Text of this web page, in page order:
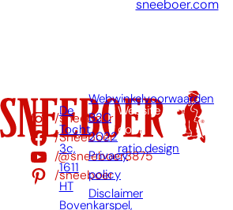
sneeboer.com
/sneeboer
/Sneeboer
/@sneeboer3875
/sneeboer
De
Tocht
3c,
1611
HT
Bovenkarspel,
Webwinkelvoorwaarden
B2C
2022
Privacy
policy
Disclaimer
Website
door:
ratio.design